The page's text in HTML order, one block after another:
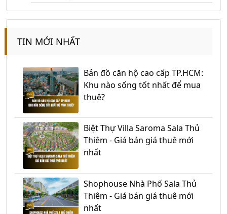
TIN MỚI NHẤT
Bản đồ căn hộ cao cấp TP.HCM:
Khu nào sống tốt nhất để mua
thuê?
Biệt Thự Villa Saroma Sala Thủ
Thiêm - Giá bán giá thuê mới
nhất
Shophouse Nhà Phố Sala Thủ
Thiêm - Giá bán giá thuê mới
nhất